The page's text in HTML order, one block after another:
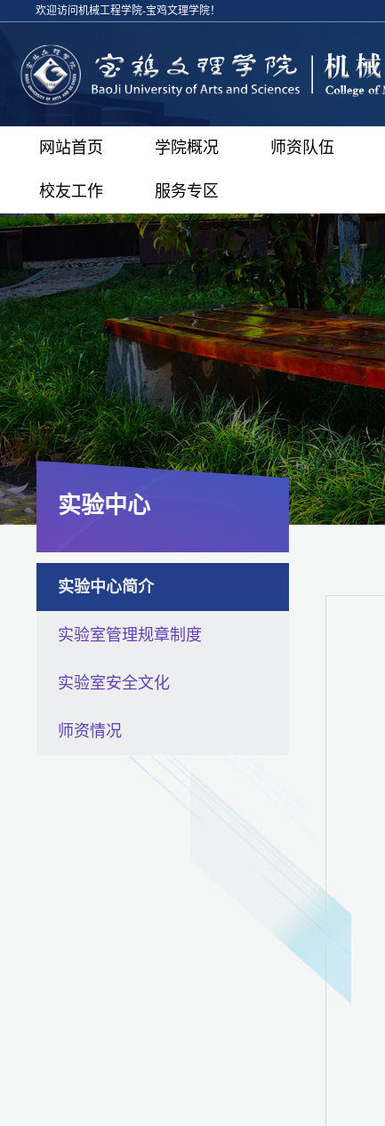
欢迎访问机械工程学院-宝鸡文理学院！
网站首页 学院概况 师资队伍
校友工作 服务专区
实验中心
实验中心简介
实验室管理规章制度
实验室安全文化
师资情况